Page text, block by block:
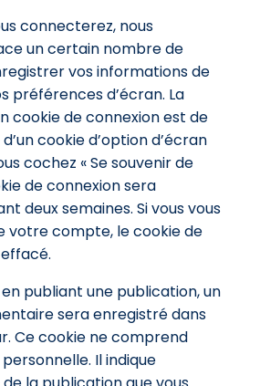
connecterez, nous
un certain nombre de
vos informations de
préférences d’écran. La
cookie de connexion est de
cookie d’option d’écran
cochez « Se souvenir de
de connexion sera
deux semaines. Si vous vous
votre compte, le cookie de
publiant une publication, un
sera enregistré dans
Ce cookie ne comprend
Il indique